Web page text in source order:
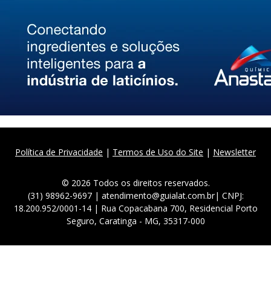
Política de Privacidade | Termos de Uso do Site | Newsletter
© 2026 Todos os direitos reservados.
(31) 98962-9697 | atendimento@guialat.com.br| CNPJ:
18.200.952/0001-14 | Rua Copacabana 700, Residencial Porto
Seguro, Caratinga - MG, 35317-000